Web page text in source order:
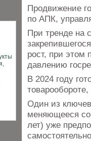
Продвижение
по АПК,
При тренде на
рост, при этом
давлению
В 2024 году
Один из
меняющееся со
лет) уже